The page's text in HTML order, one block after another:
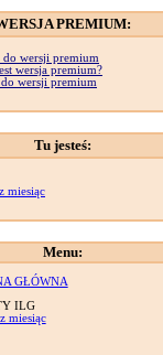
PREMIUM:
do wersji premium
wersja premium?
wersji premium
Tu jesteś:
miesiąc
Menu:
GŁÓWNA
ILG
miesiąc